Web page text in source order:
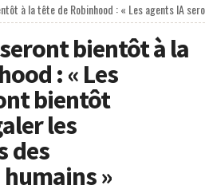
à la tête de Robinhood : « Les agents IA
bientôt à la
: « Les
bientôt
les
des
»